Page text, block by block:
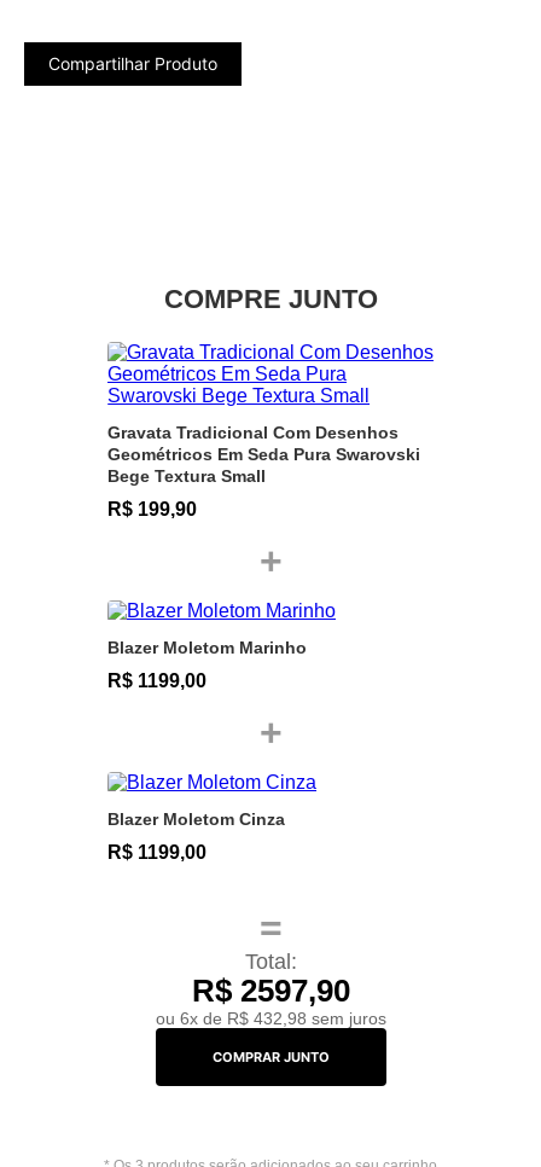
Compartilhar Produto
COMPRE JUNTO
Gravata Tradicional Com Desenhos
Geométricos Em Seda Pura Swarovski
Bege Textura Small
R$ 199,90
+
Blazer Moletom Marinho
R$ 1199,00
+
Blazer Moletom Cinza
R$ 1199,00
=
Total:
R$ 2597,90
ou 6x de R$ 432,98 sem juros
COMPRAR JUNTO